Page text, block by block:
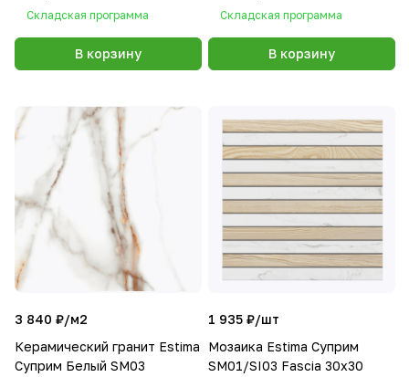
Складская программа
В корзину
Складская программа
В корзину
3 840 ₽/м2
Керамический гранит Estima
Суприм Белый SM03
1 935 ₽/шт
Мозаика Estima Суприм
SM01/SI03 Fascia 30x30